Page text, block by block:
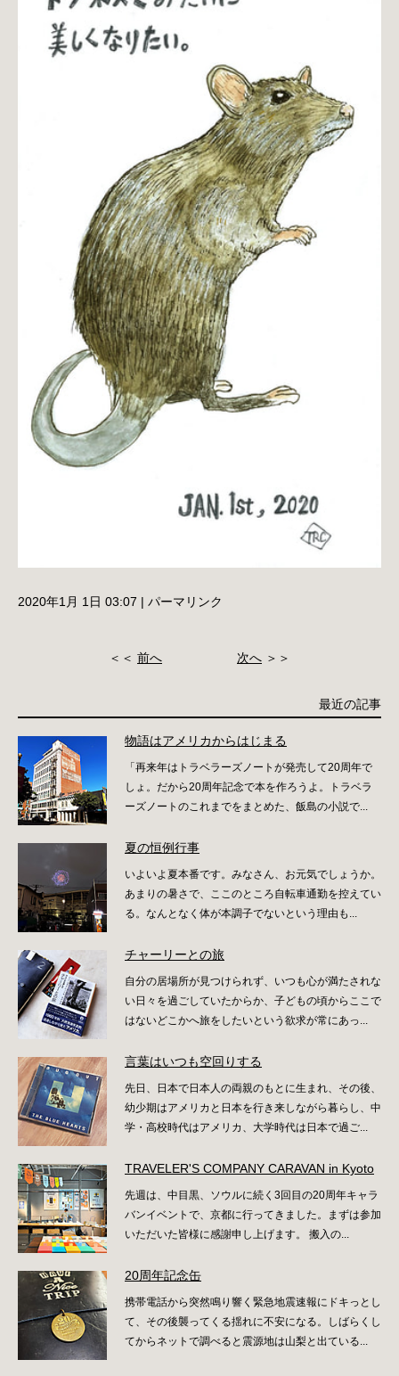
2020年1月 1日 03:07 | パーマリンク
＜＜ 前へ 次へ ＞＞
最近の記事
物語はアメリカからはじまる
「再来年はトラベラーズノートが発売して20周年で
しょ。だから20周年記念で本を作ろうよ。トラベラ
ーズノートのこれまでをまとめた、飯島の小説で...
夏の恒例行事
いよいよ夏本番です。みなさん、お元気でしょうか。
あまりの暑さで、ここのところ自転車通勤を控えてい
る。なんとなく体が本調子でないという理由も...
チャーリーとの旅
自分の居場所が見つけられず、いつも心が満たされな
い日々を過ごしていたからか、子どもの頃からここで
はないどこかへ旅をしたいという欲求が常にあっ...
言葉はいつも空回りする
先日、日本で日本人の両親のもとに生まれ、その後、
幼少期はアメリカと日本を行き来しながら暮らし、中
学・高校時代はアメリカ、大学時代は日本で過ご...
TRAVELER'S COMPANY CARAVAN in Kyoto
先週は、中目黒、ソウルに続く3回目の20周年キャラ
バンイベントで、京都に行ってきました。まずは参加
いただいた皆様に感謝申し上げます。 搬入の...
20周年記念缶
携帯電話から突然鳴り響く緊急地震速報にドキっとし
て、その後襲ってくる揺れに不安になる。しばらくし
てからネットで調べると震源地は山梨と出ている...